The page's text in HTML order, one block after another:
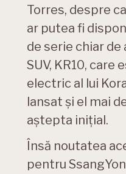
Torres, despre
ar putea fi
de serie chiar de
SUV, KR10, care
electric al lui
lansat și el mai
aștepta inițial.
Însă noutatea
pentru